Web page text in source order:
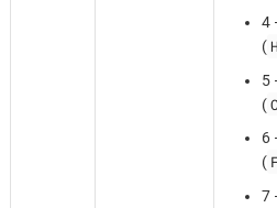
4
(
5
(
6
(
7